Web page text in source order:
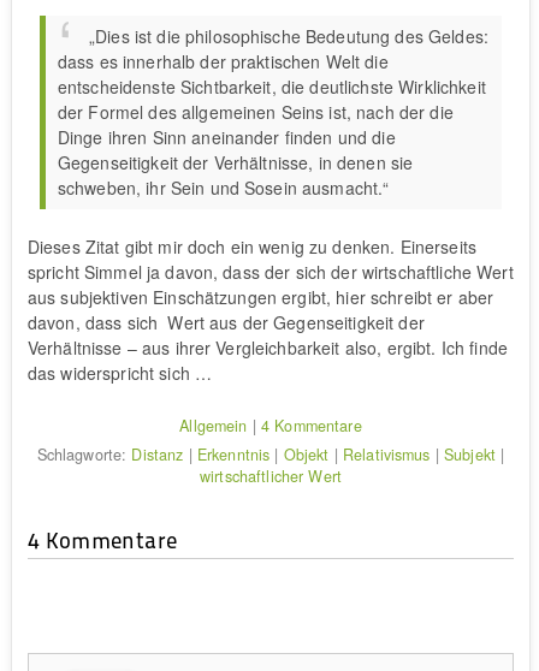
„Dies ist die philosophische Bedeutung des Geldes:
dass es innerhalb der praktischen Welt die
entscheidenste Sichtbarkeit, die deutlichste Wirklichkeit
der Formel des allgemeinen Seins ist, nach der die
Dinge ihren Sinn aneinander finden und die
Gegenseitigkeit der Verhältnisse, in denen sie
schweben, ihr Sein und Sosein ausmacht.“
Dieses Zitat gibt mir doch ein wenig zu denken. Einerseits
spricht Simmel ja davon, dass der sich der wirtschaftliche Wert
aus subjektiven Einschätzungen ergibt, hier schreibt er aber
davon, dass sich Wert aus der Gegenseitigkeit der
Verhältnisse – aus ihrer Vergleichbarkeit also, ergibt. Ich finde
das widerspricht sich …
Allgemein | 4 Kommentare
Schlagworte: Distanz | Erkenntnis | Objekt | Relativismus |Subjekt |
wirtschaftlicher Wert
4 Kommentare